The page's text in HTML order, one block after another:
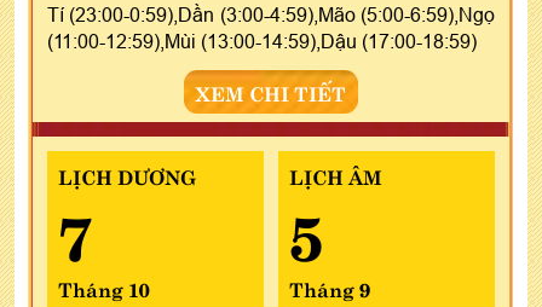
Tí (23:00-0:59),Dần (3:00-4:59),Mão (5:00-6:59),Ngọ
(11:00-12:59),Mùi (13:00-14:59),Dậu (17:00-18:59)
XEM CHI TIẾT
LỊCH DƯƠNG
7
Tháng 10
LỊCH ÂM
5
Tháng 9